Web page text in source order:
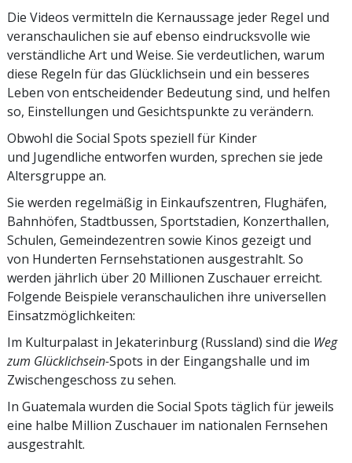
Die Videos vermitteln die Kernaussage jeder Regel und
veranschaulichen sie auf ebenso eindrucksvolle wie
verständliche Art und Weise. Sie verdeutlichen, warum
diese Regeln für das Glücklichsein und ein besseres
Leben von entscheidender Bedeutung sind, und helfen
so, Einstellungen und Gesichtspunkte zu verändern.
Obwohl die Social Spots speziell für Kinder
und Jugendliche entworfen wurden, sprechen sie jede
Altersgruppe an.
Sie werden regelmäßig in Einkaufszentren, Flughäfen,
Bahnhöfen, Stadtbussen, Sport­stadien, Konzerthallen,
Schulen, Gemeindezentren sowie Kinos gezeigt und
von Hunderten Fernsehstationen ausgestrahlt. So
werden jährlich über 20 Millionen Zuschauer erreicht.
Folgende Beispiele veranschaulichen ihre universellen
Einsatzmöglichkeiten:
Im Kulturpalast in Jekaterinburg (Russland) sind die Weg
zum Glücklichsein-Spots in der Eingangshalle und im
Zwischengeschoss zu sehen.
In Guatemala wurden die Social Spots täglich für jeweils
eine halbe Million Zuschauer im nationalen Fernsehen
ausgestrahlt.